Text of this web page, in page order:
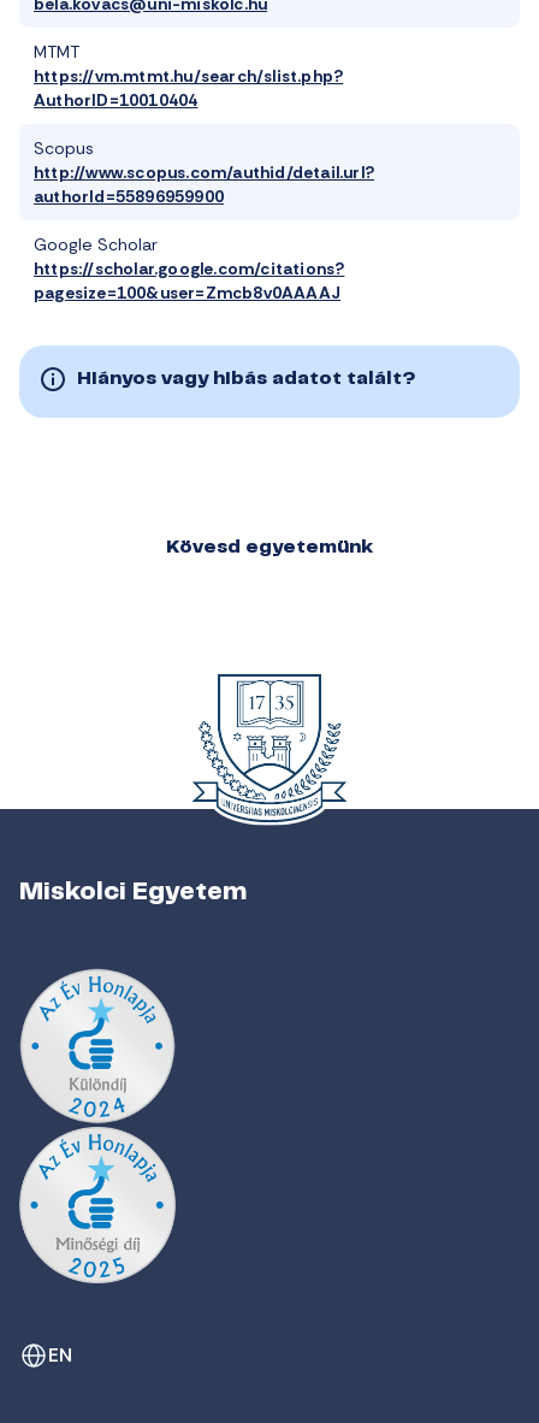
MTMT
https://vm.mtmt.hu/search/slist.php?
AuthorID=10010404
Scopus
http://www.scopus.com/authid/detail.url?
authorId=55896959900
Google Scholar
https://scholar.google.com/citations?
pagesize=100&user=Zmcb8v0AAAAJ
Hiányos vagy hibás adatot talált?
Kövesd egyetemünk
Miskolci Egyetem
EN